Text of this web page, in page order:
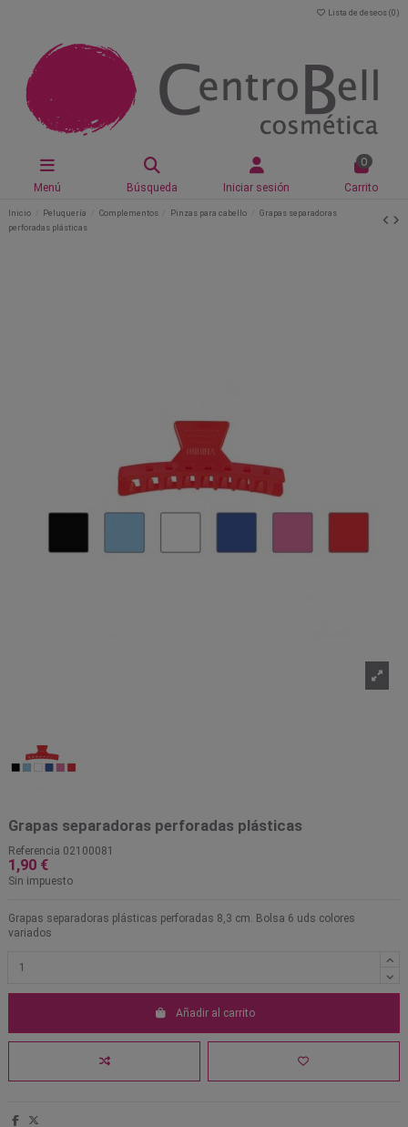
Lista de deseos (0 )
Menú Búsqueda Iniciar sesión
0
Carrito
Inicio Peluquería Complementos Pinzas para cabello
Grapas separadoras
perforadas plásticas
Grapas separadoras perforadas plásticas
Referencia 02100081
1,90 €
Sin impuesto
Grapas separadoras plásticas perforadas 8,3 cm. Bolsa 6 uds colores
variados
Añadir al carrito